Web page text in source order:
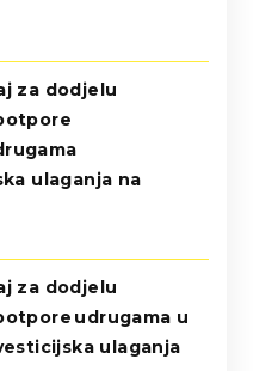
za dodjelu
ulaganja na
za dodjelu
udrugama u
ulaganja